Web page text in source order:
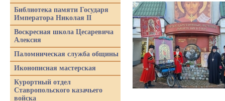
Библиотека памяти Государя
Императора Николая II
Воскресная школа Цесаревича
Алексия
Паломническая служба общины
Иконописная мастерская
Курортный отдел
Ставропольского казачьего
войска